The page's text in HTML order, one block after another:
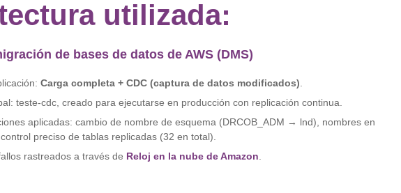
utilizada:
de bases de datos de AWS (DMS)
Carga completa + CDC (captura de datos modificados)
teste-cdc, creado para ejecutarse en producción con replicación continua.
aplicadas: cambio de nombre de esquema (DRCOB_ADM → lnd), nombres en
preciso de tablas replicadas (32 en total).
rastreados a través de Reloj en la nube de Amazon